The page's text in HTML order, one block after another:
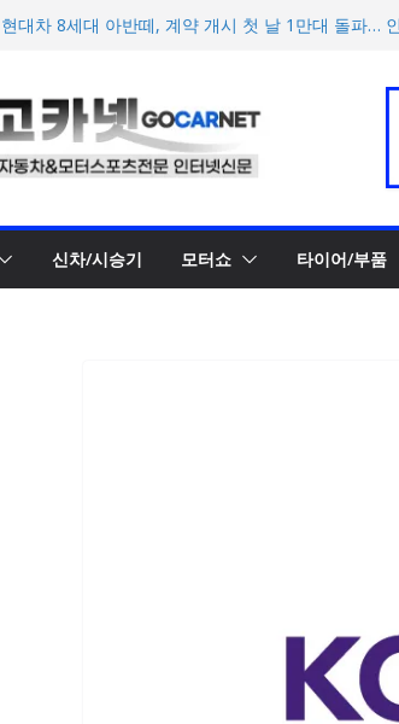
현대차 8세대 아반떼, 계약 개시 첫 날 1만대 돌파…
인드 영상 공개
[신차] 가주 레이싱, 주행 성능 강화한 ‘GR86’ 부분변경
개… 일본서 28일 계약 개시
한국타이어, ‘BMW i7’에 신차용 타이어로 아이온 제품
신차/시승기 모터쇼 타이어/부품